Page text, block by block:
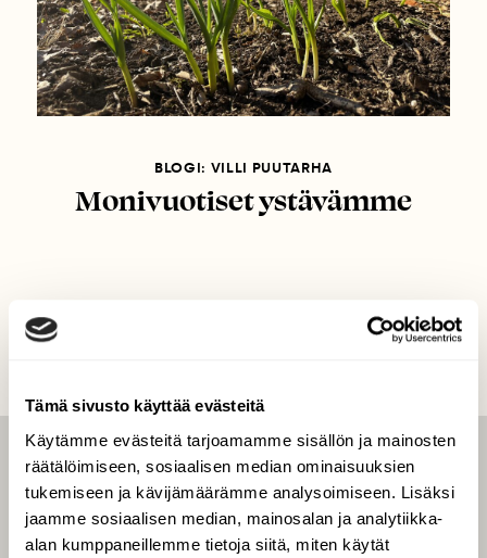
Tämä sivusto käyttää evästeitä
Käytämme evästeitä tarjoamamme sisällön ja mainosten
räätälöimiseen, sosiaalisen median ominaisuuksien
tukemiseen ja kävijämäärämme analysoimiseen. Lisäksi
jaamme sosiaalisen median, mainosalan ja analytiikka-
alan kumppaneillemme tietoja siitä, miten käytät
BLOGI: VILLI PUUTARHA
Monivuotiset ystävämme
LEHTI
Uusin lehti
Tilaa Suomen Luonto